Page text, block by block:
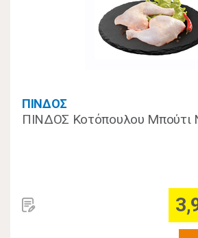
ΠΙΝΔΟΣ
ΠΙΝΔΟΣ Κοτόπουλου Μπούτι